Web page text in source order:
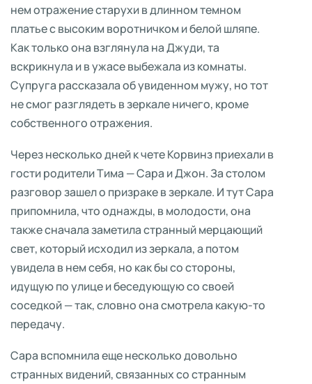
нем отражение старухи в длинном темном
платье с высоким воротничком и белой шляпе.
Как только она взглянула на Джуди, та
вскрикнула и в ужасе выбежала из комнаты.
Супруга рассказала об увиденном мужу, но тот
не смог разглядеть в зеркале ничего, кроме
собственного отражения.
Через несколько дней к чете Корвинз приехали в
гости родители Тима — Сара и Джон. За столом
разговор зашел о призраке в зеркале. И тут Сара
припомнила, что однажды, в молодости, она
также сначала заметила странный мерцающий
свет, который исходил из зеркала, а потом
увидела в нем себя, но как бы со стороны,
идущую по улице и беседующую со своей
соседкой — так, словно она смотрела какую-то
передачу.
Сара вспомнила еще несколько довольно
странных видений, связанных со странным